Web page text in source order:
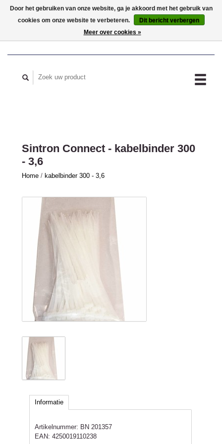
MIJN ACCOUNT
Sintron Connect - kabelbinder 300
- 3,6
Home / kabelbinder 300 - 3,6
Informatie
Artikelnummer: BN 201357
EAN: 4250019110238
Door het gebruiken van onze website, ga je akkoord met het gebruik van
cookies om onze website te verbeteren.
Dit bericht verbergen
Meer over cookies »